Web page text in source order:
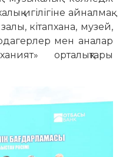
игілігіне айналмақ.
кітапхана, музей,
мен аналар
орталықтары